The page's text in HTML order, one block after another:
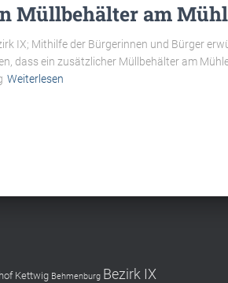
Müllbehälter am
IX; Mithilfe der Bürgerinnen und Bürger
dass ein zusätzlicher Müllbehälter am
Weiterlesen
Kettwig Behmenburg Bezirk IX